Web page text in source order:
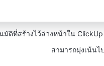
มัติที่สร้างไว้ล่วงหน้าใน
สามารถมุ่งเน้น